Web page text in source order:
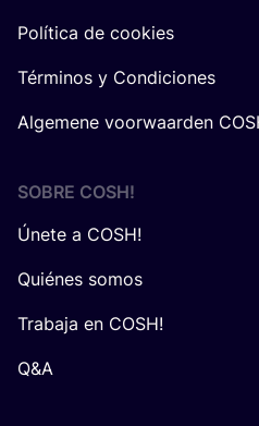
Política de cookies
Términos y Condiciones
Algemene voorwaarden
SOBRE COSH!
Únete a COSH!
Quiénes somos
Trabaja en COSH!
Q&A